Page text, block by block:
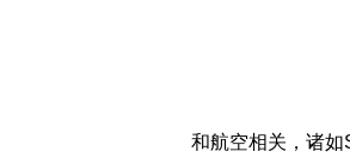
和航空相关，诸